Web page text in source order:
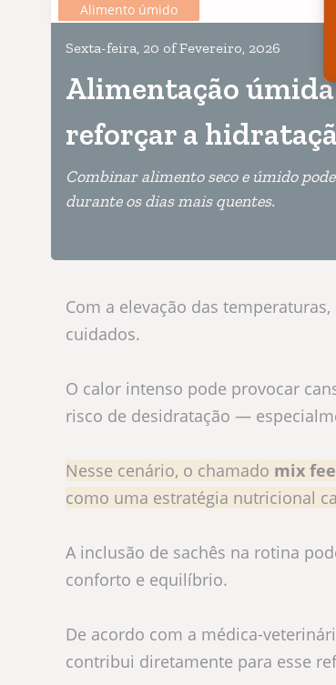
Alimento úmido
Sexta-feira, 20 of Fevereiro, 2026
Alimentação úmida
reforçar a
Combinar alimento seco e úmido
durante os dias mais quentes.
Com a elevação das
cuidados.
O calor intenso pode provocar
risco de desidratação —
Nesse cenário, o chamado mix
como uma estratégia nutricional
A inclusão de sachês na rotina
conforto e equilíbrio.
De acordo com a médica-
contribui diretamente para esse